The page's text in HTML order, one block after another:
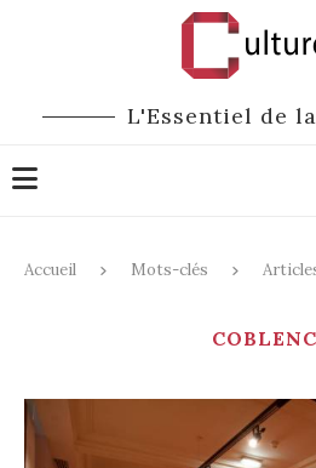
L'Essentiel de
Accueil Mots-clés